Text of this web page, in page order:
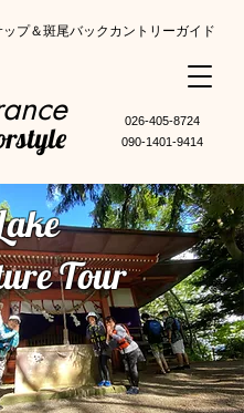
プ＆斑尾バックカントリーガイド
​026-405-8724
090-1401-9414
Tour